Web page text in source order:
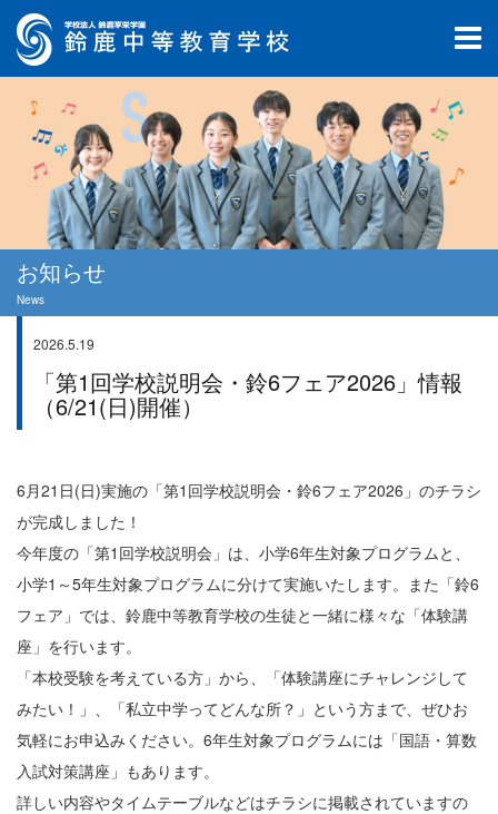
お知らせ
News
2026.5.19
「第1回学校説明会・鈴6フェア2026」情報
（6/21(日)開催）
6月21日(日)実施の「第1回学校説明会・鈴6フェア2026」のチラシ
が完成しました！
今年度の「第1回学校説明会」は、小学6年生対象プログラムと、
小学1～5年生対象プログラムに分けて実施いたします。また「鈴6
フェア」では、鈴鹿中等教育学校の生徒と一緒に様々な「体験講
座」を行います。
「本校受験を考えている方」から、「体験講座にチャレンジして
みたい！」、「私立中学ってどんな所？」という方まで、ぜひお
気軽にお申込みください。6年生対象プログラムには「国語・算数
入試対策講座」もあります。
詳しい内容やタイムテーブルなどはチラシに掲載されていますの